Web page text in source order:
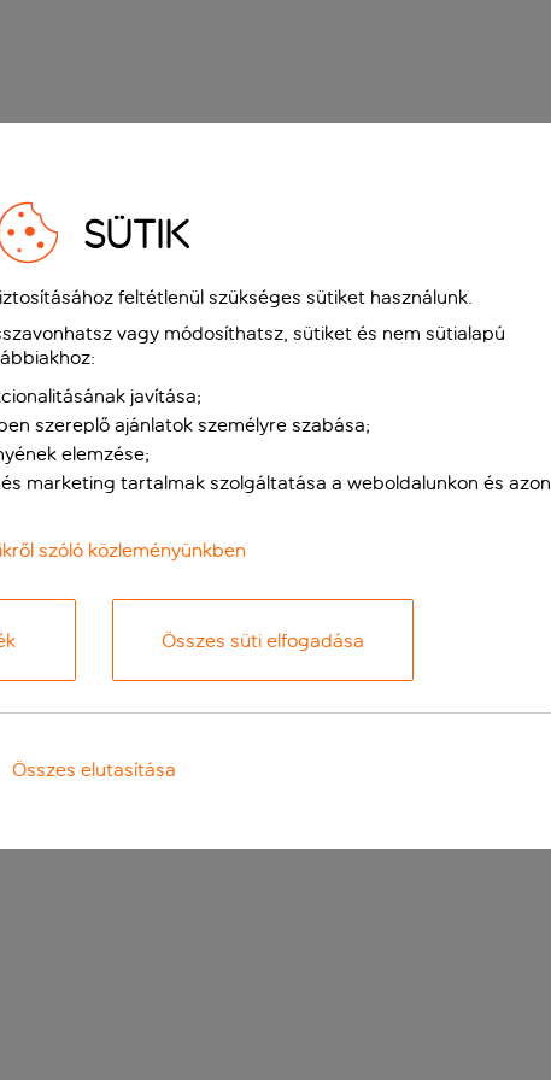
SÜTIK
feltétlenül szükséges sütiket használunk.
vagy módosíthatsz, sütiket és nem sütialapú
javítása;
szereplő ajánlatok személyre szabása;
elemzése;
marketing tartalmak szolgáltatása a weboldalunkon és azon
szóló közleményünkben
Összes süti elfogadása
Összes elutasítása